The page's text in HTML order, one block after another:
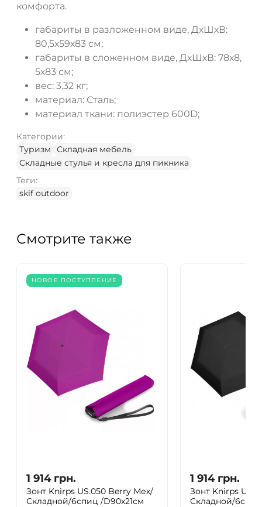
комфорта.
габариты в разложенном виде, ДхШхВ:
80,5х59х83 см;
габариты в сложенном виде, ДхШхВ: 78х8,
5х83 см;
вес: 3.32 кг;
материал: Сталь;
материал ткани: полиэстер 600D;
Категории:
Туризм
Складная мебель
Складные стулья и кресла для пикника
Теги:
skif outdoor
Смотрите также
НОВОЕ ПОСТУПЛЕНИЕ
1 914 грн.
Зонт Knirps US.050 Berry Мех/
Складной/6спиц /D90x21см
1 914 грн.
Зонт Knirps
Складной/